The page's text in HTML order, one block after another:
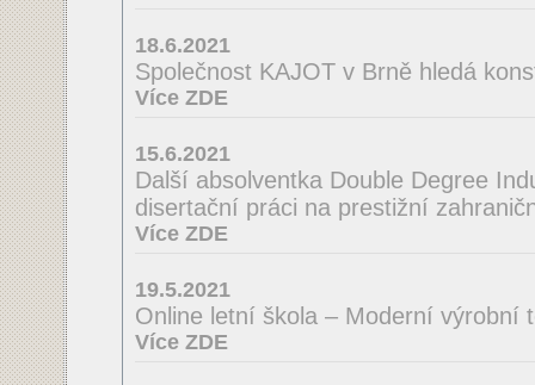
18.6.2021
Společnost KAJOT v Brně hledá
Více ZDE
15.6.2021
Další absolventka Double Degree
disertační práci na prestižní
Více ZDE
19.5.2021
Online letní škola – Moderní výrobní
Více ZDE